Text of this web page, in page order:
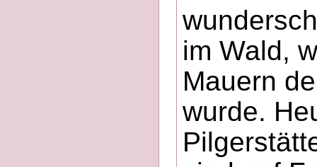
im Wald,
Mauern
wurde.